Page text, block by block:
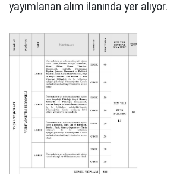
yayımlanan alım ilanında yer alıyor.